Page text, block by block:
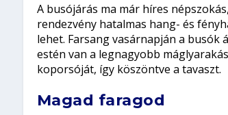
A busójárás ma már híres
rendezvény hatalmas hang- és
lehet. Farsang vasárnapján a busók
estén van a legnagyobb
koporsóját, így köszöntve a tavaszt.
Magad faragod